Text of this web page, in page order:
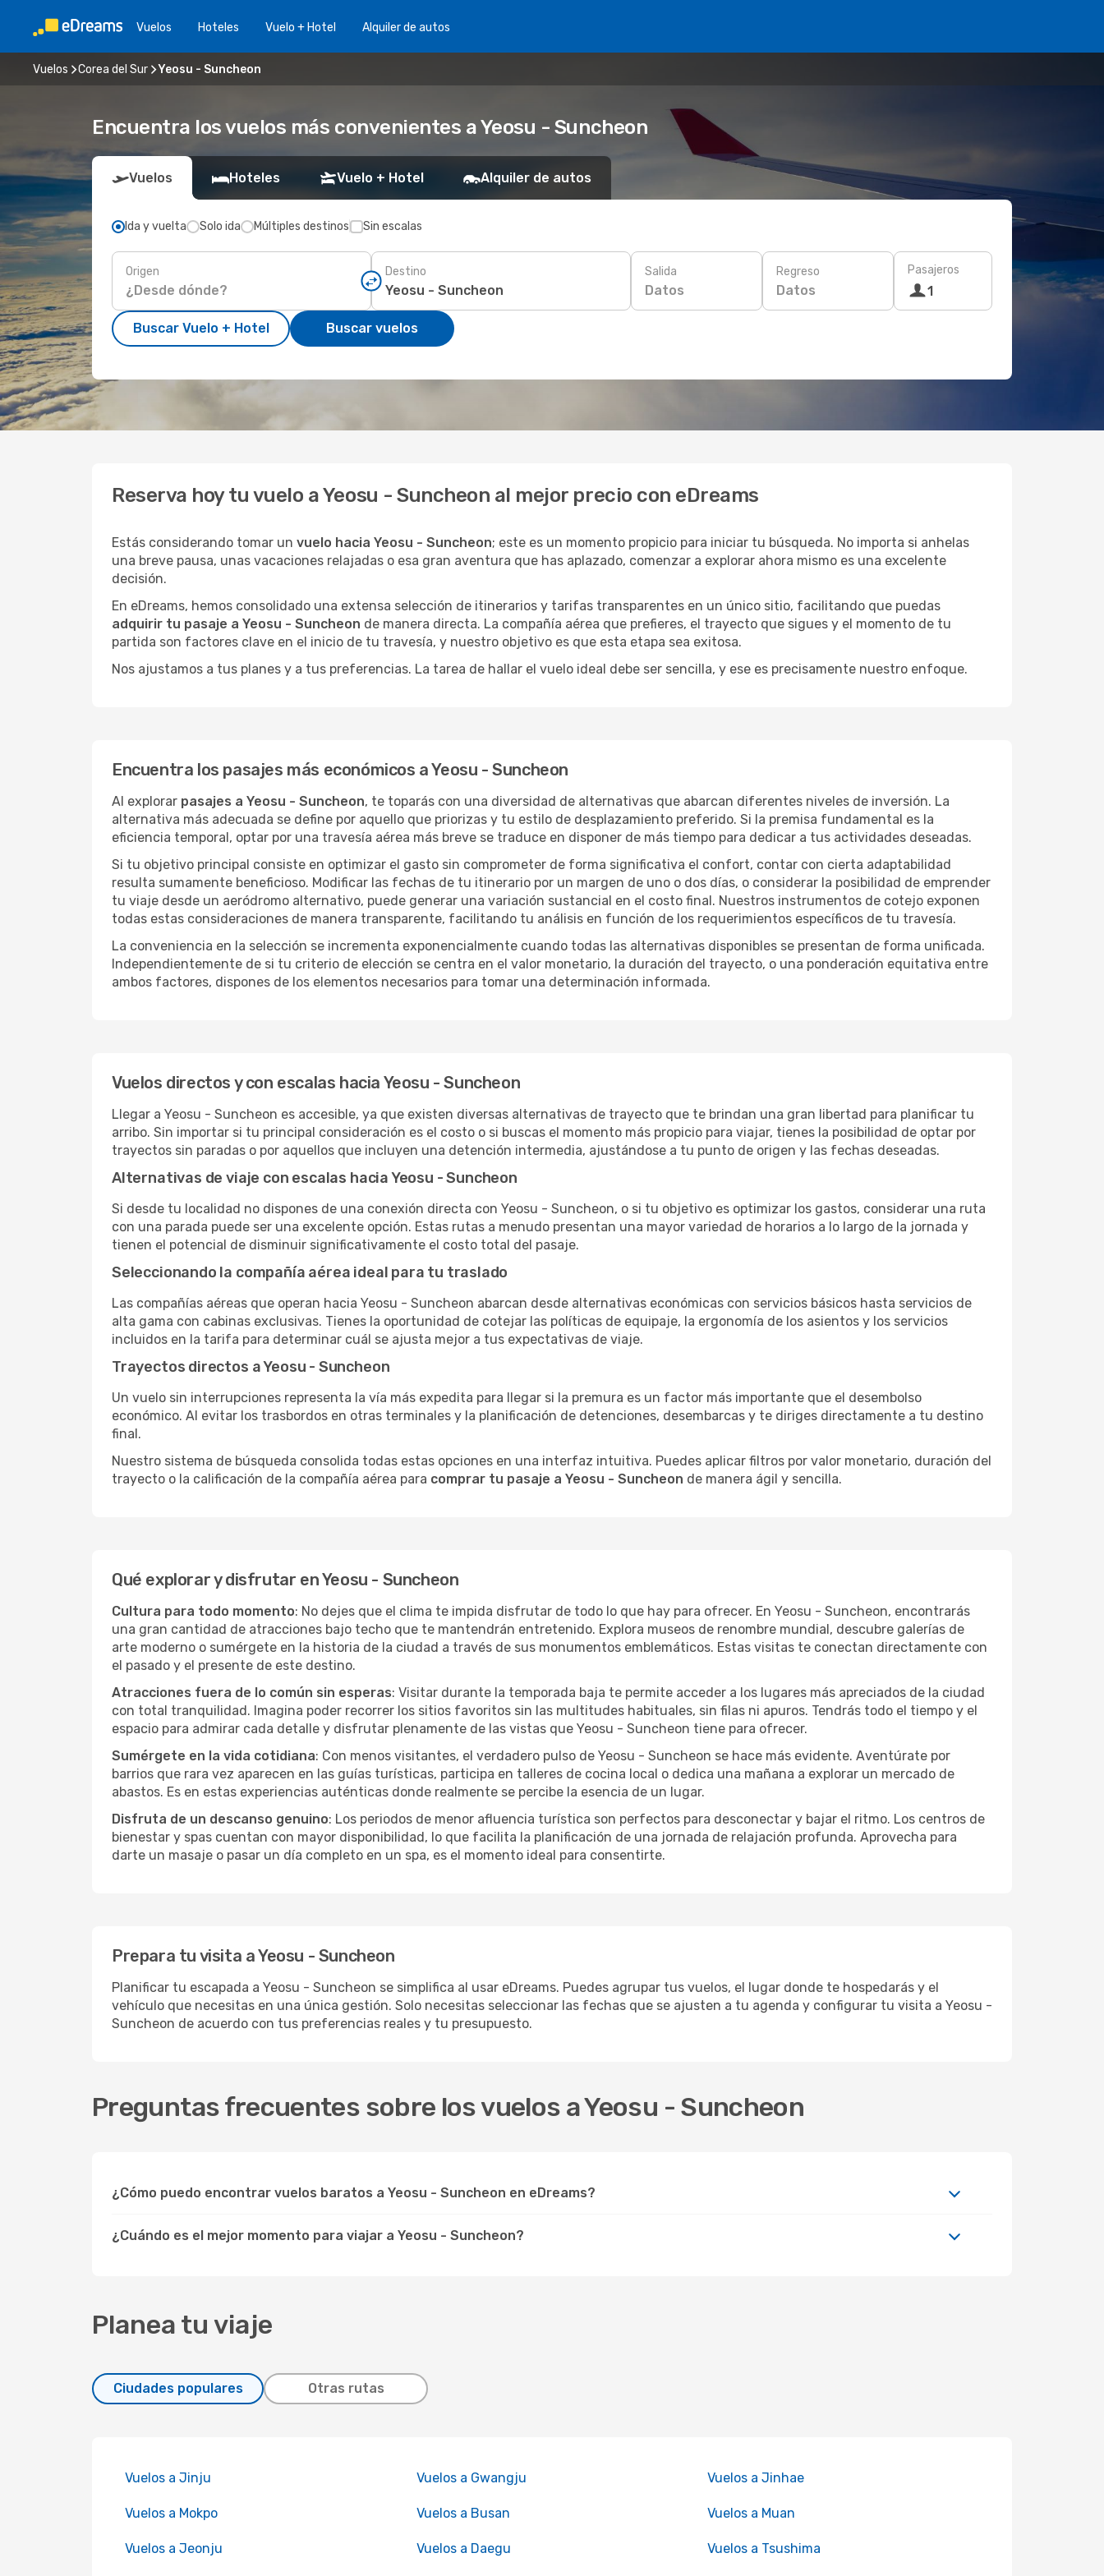
Vuelos Hoteles Vuelo + Hotel Alquiler de autos
Vuelos Corea del Sur Yeosu - Suncheon
Encuentra los vuelos más convenientes a Yeosu - Suncheon
Vuelos Hoteles Vuelo + Hotel Alquiler de autos
Ida y vuelta Solo ida Múltiples destinos Sin escalas
Origen Destino Salida
Datos
Regreso
Datos
Pasajeros
1
Buscar Vuelo + Hotel Buscar vuelos
Reserva hoy tu vuelo a Yeosu - Suncheon al mejor precio con eDreams
Estás considerando tomar un vuelo hacia Yeosu - Suncheon; este es un momento propicio para iniciar tu búsqueda. No importa si anhelas
una breve pausa, unas vacaciones relajadas o esa gran aventura que has aplazado, comenzar a explorar ahora mismo es una excelente
decisión.
En eDreams, hemos consolidado una extensa selección de itinerarios y tarifas transparentes en un único sitio, facilitando que puedas
adquirir tu pasaje a Yeosu - Suncheon de manera directa. La compañía aérea que prefieres, el trayecto que sigues y el momento de tu
partida son factores clave en el inicio de tu travesía, y nuestro objetivo es que esta etapa sea exitosa.
Nos ajustamos a tus planes y a tus preferencias. La tarea de hallar el vuelo ideal debe ser sencilla, y ese es precisamente nuestro enfoque.
Encuentra los pasajes más económicos a Yeosu - Suncheon
Al explorar pasajes a Yeosu - Suncheon, te toparás con una diversidad de alternativas que abarcan diferentes niveles de inversión. La
alternativa más adecuada se define por aquello que priorizas y tu estilo de desplazamiento preferido. Si la premisa fundamental es la
eficiencia temporal, optar por una travesía aérea más breve se traduce en disponer de más tiempo para dedicar a tus actividades deseadas.
Si tu objetivo principal consiste en optimizar el gasto sin comprometer de forma significativa el confort, contar con cierta adaptabilidad
resulta sumamente beneficioso. Modificar las fechas de tu itinerario por un margen de uno o dos días, o considerar la posibilidad de emprender
tu viaje desde un aeródromo alternativo, puede generar una variación sustancial en el costo final. Nuestros instrumentos de cotejo exponen
todas estas consideraciones de manera transparente, facilitando tu análisis en función de los requerimientos específicos de tu travesía.
La conveniencia en la selección se incrementa exponencialmente cuando todas las alternativas disponibles se presentan de forma unificada.
Independientemente de si tu criterio de elección se centra en el valor monetario, la duración del trayecto, o una ponderación equitativa entre
ambos factores, dispones de los elementos necesarios para tomar una determinación informada.
Vuelos directos y con escalas hacia Yeosu - Suncheon
Llegar a Yeosu - Suncheon es accesible, ya que existen diversas alternativas de trayecto que te brindan una gran libertad para planificar tu
arribo. Sin importar si tu principal consideración es el costo o si buscas el momento más propicio para viajar, tienes la posibilidad de optar por
trayectos sin paradas o por aquellos que incluyen una detención intermedia, ajustándose a tu punto de origen y las fechas deseadas.
Alternativas de viaje con escalas hacia Yeosu - Suncheon
Si desde tu localidad no dispones de una conexión directa con Yeosu - Suncheon, o si tu objetivo es optimizar los gastos, considerar una ruta
con una parada puede ser una excelente opción. Estas rutas a menudo presentan una mayor variedad de horarios a lo largo de la jornada y
tienen el potencial de disminuir significativamente el costo total del pasaje.
Seleccionando la compañía aérea ideal para tu traslado
Las compañías aéreas que operan hacia Yeosu - Suncheon abarcan desde alternativas económicas con servicios básicos hasta servicios de
alta gama con cabinas exclusivas. Tienes la oportunidad de cotejar las políticas de equipaje, la ergonomía de los asientos y los servicios
incluidos en la tarifa para determinar cuál se ajusta mejor a tus expectativas de viaje.
Trayectos directos a Yeosu - Suncheon
Un vuelo sin interrupciones representa la vía más expedita para llegar si la premura es un factor más importante que el desembolso
económico. Al evitar los trasbordos en otras terminales y la planificación de detenciones, desembarcas y te diriges directamente a tu destino
final.
Nuestro sistema de búsqueda consolida todas estas opciones en una interfaz intuitiva. Puedes aplicar filtros por valor monetario, duración del
trayecto o la calificación de la compañía aérea para comprar tu pasaje a Yeosu - Suncheon de manera ágil y sencilla.
Qué explorar y disfrutar en Yeosu - Suncheon
Cultura para todo momento: No dejes que el clima te impida disfrutar de todo lo que hay para ofrecer. En Yeosu - Suncheon, encontrarás
una gran cantidad de atracciones bajo techo que te mantendrán entretenido. Explora museos de renombre mundial, descubre galerías de
arte moderno o sumérgete en la historia de la ciudad a través de sus monumentos emblemáticos. Estas visitas te conectan directamente con
el pasado y el presente de este destino.
Atracciones fuera de lo común sin esperas: Visitar durante la temporada baja te permite acceder a los lugares más apreciados de la ciudad
con total tranquilidad. Imagina poder recorrer los sitios favoritos sin las multitudes habituales, sin filas ni apuros. Tendrás todo el tiempo y el
espacio para admirar cada detalle y disfrutar plenamente de las vistas que Yeosu - Suncheon tiene para ofrecer.
Sumérgete en la vida cotidiana: Con menos visitantes, el verdadero pulso de Yeosu - Suncheon se hace más evidente. Aventúrate por
barrios que rara vez aparecen en las guías turísticas, participa en talleres de cocina local o dedica una mañana a explorar un mercado de
abastos. Es en estas experiencias auténticas donde realmente se percibe la esencia de un lugar.
Disfruta de un descanso genuino: Los periodos de menor afluencia turística son perfectos para desconectar y bajar el ritmo. Los centros de
bienestar y spas cuentan con mayor disponibilidad, lo que facilita la planificación de una jornada de relajación profunda. Aprovecha para
darte un masaje o pasar un día completo en un spa, es el momento ideal para consentirte.
Prepara tu visita a Yeosu - Suncheon
Planificar tu escapada a Yeosu - Suncheon se simplifica al usar eDreams. Puedes agrupar tus vuelos, el lugar donde te hospedarás y el
vehículo que necesitas en una única gestión. Solo necesitas seleccionar las fechas que se ajusten a tu agenda y configurar tu visita a Yeosu -
Suncheon de acuerdo con tus preferencias reales y tu presupuesto.
Preguntas frecuentes sobre los vuelos a Yeosu - Suncheon
¿Cómo puedo encontrar vuelos baratos a Yeosu - Suncheon en eDreams?
¿Cuándo es el mejor momento para viajar a Yeosu - Suncheon?
Planea tu viaje
Ciudades populares Otras rutas
Vuelos a Jinju Vuelos a Gwangju Vuelos a Jinhae
Vuelos a Mokpo Vuelos a Busan Vuelos a Muan
Vuelos a Jeonju Vuelos a Daegu Vuelos a Tsushima